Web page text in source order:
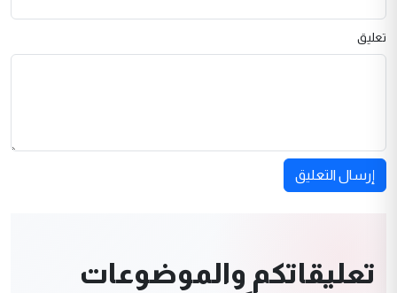
تعليق
إرسال التعليق
تعليقاتكم والموضوعات